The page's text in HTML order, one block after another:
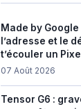
Made by Google
l’adresse et le
t’écouler un Pixel
07 Août 2026
Tensor G6 :